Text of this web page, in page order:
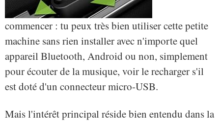
commencer : tu peux très bien utiliser cette petite
machine sans rien installer avec n'importe quel
appareil Bluetooth, Android ou non, simplement
pour écouter de la musique, voir le recharger s'il
est doté d'un connecteur micro-USB.
Mais l'intérêt principal réside bien entendu dans la